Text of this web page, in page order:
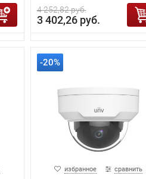
4 252,82 руб.
3 402,26 руб.
-20%
избранное сравнить